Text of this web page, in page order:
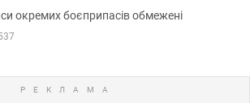
окремих боєприпасів обмежені